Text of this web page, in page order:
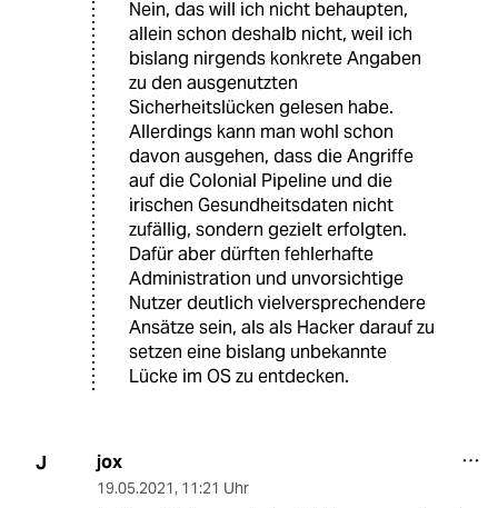
Nein, das will ich nicht behaupten,
allein schon deshalb nicht, weil ich
bislang nirgends konkrete Angaben
zu den ausgenutzten
Sicherheitslücken gelesen habe.
Allerdings kann man wohl schon
davon ausgehen, dass die Angriffe
auf die Colonial Pipeline und die
irischen Gesundheitsdaten nicht
zufällig, sondern gezielt erfolgten.
Dafür aber dürften fehlerhafte
Administration und unvorsichtige
Nutzer deutlich vielversprechendere
Ansätze sein, als als Hacker darauf zu
setzen eine bislang unbekannte
Lücke im OS zu entdecken.
J jox
19.05.2021, 11:21 Uhr